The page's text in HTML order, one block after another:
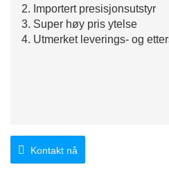
2. Importert presisjonsutstyr
3. Super høy pris ytelse
4. Utmerket leverings- og
Kontakt nå